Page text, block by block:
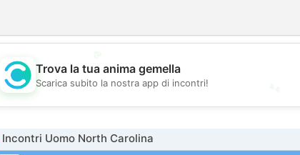
Trova la tua anima gemella
Scarica subito la nostra app di incontri!
Incontri Uomo North Carolina